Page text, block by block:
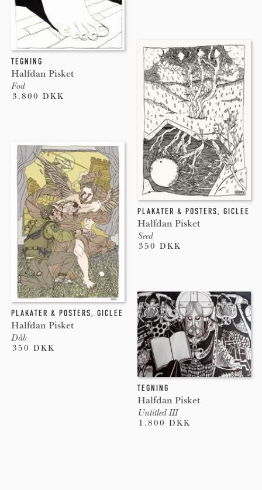
TEGNING
Halfdan Pisket
Fod
3.800 DKK
PLAKATER & POSTERS, GICLEE
Halfdan Pisket
Seed
350 DKK
PLAKATER & POSTERS, GICLEE
Halfdan Pisket
Dåb
350 DKK
TEGNING
Halfdan Pisket
Untitled III
1.800 DKK